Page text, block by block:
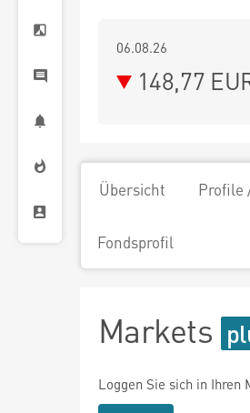
06.08.26
148,77
Übersicht Profile
Fondsprofil
Markets
Loggen Sie sich in Ihren